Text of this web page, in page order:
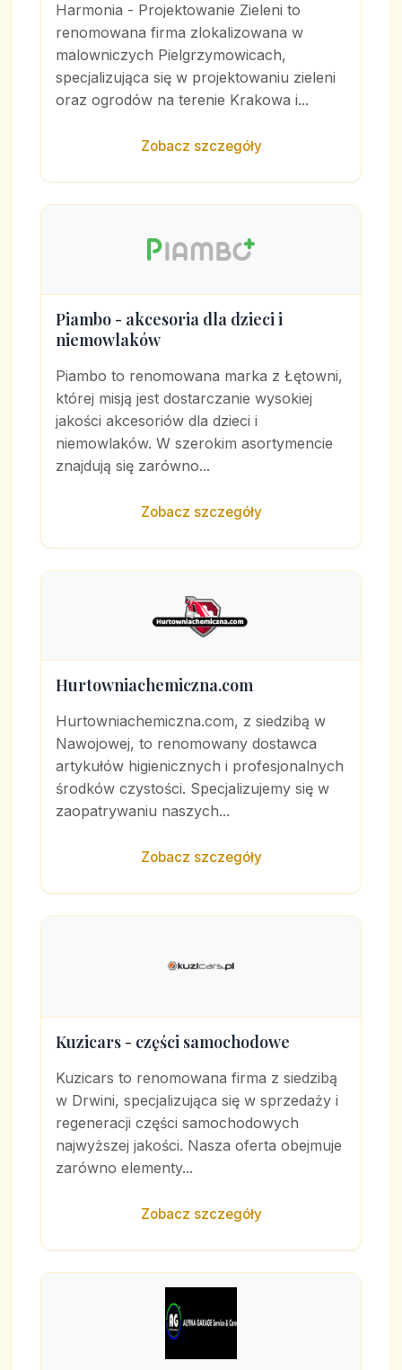
Harmonia - Projektowanie Zieleni to
renomowana firma zlokalizowana w
malowniczych Pielgrzymowicach,
specjalizująca się w projektowaniu zieleni
oraz ogrodów na terenie Krakowa i...
Zobacz szczegóły
Piambo - akcesoria dla dzieci i
niemowlaków
Piambo to renomowana marka z Łętowni,
której misją jest dostarczanie wysokiej
jakości akcesoriów dla dzieci i
niemowlaków. W szerokim asortymencie
znajdują się zarówno...
Zobacz szczegóły
Hurtowniachemiczna.com
Hurtowniachemiczna.com, z siedzibą w
Nawojowej, to renomowany dostawca
artykułów higienicznych i profesjonalnych
środków czystości. Specjalizujemy się w
zaopatrywaniu naszych...
Zobacz szczegóły
Kuzicars - części samochodowe
Kuzicars to renomowana firma z siedzibą
w Drwini, specjalizująca się w sprzedaży i
regeneracji części samochodowych
najwyższej jakości. Nasza oferta obejmuje
zarówno elementy...
Zobacz szczegóły